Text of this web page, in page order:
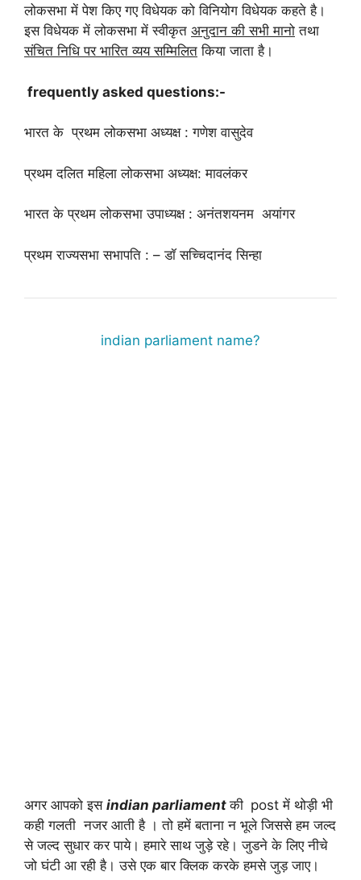
लोकसभा में पेश किए गए विधेयक को विनियोग विधेयक कहते है।
इस विधेयक में लोकसभा में स्वीकृत अनुदान की सभी मानो तथा
संचित निधि पर भारित व्यय सम्मिलित किया जाता है।
frequently asked questions:-
भारत के प्रथम लोकसभा अध्यक्ष : गणेश वासुदेव
प्रथम दलित महिला लोकसभा अध्यक्ष: मावलंकर
भारत के प्रथम लोकसभा उपाध्यक्ष : अनंतशयनम अयांगर
प्रथम राज्यसभा सभापति : – डॉ सच्चिदानंद सिन्हा
indian parliament name?
अगर आपको इस indian parliament की post में थोड़ी भी
कही गलती नजर आती है । तो हमें बताना न भूले जिससे हम जल्द
से जल्द सुधार कर पाये। हमारे साथ जुड़े रहे। जुडने के लिए नीचे
जो घंटी आ रही है। उसे एक बार क्लिक करके हमसे जुड़ जाए।